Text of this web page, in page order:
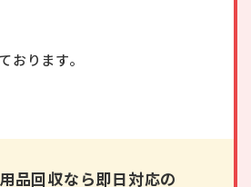
おります。
品回収なら即日対応の